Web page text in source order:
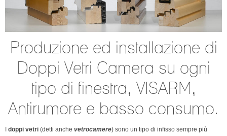
Produzione ed installazione di
Doppi Vetri Camera su ogni
tipo di finestra, VISARM,
Antirumore e basso consumo.
doppi vetri (detti anche vetrocamere) sono un tipo di infisso sempre più